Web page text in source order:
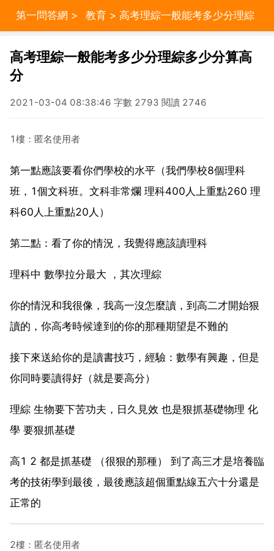
第一問答網 > 教育 > 高考理綜一般能考多少分理綜
多少分算高分
高考理綜一般能考多少分理綜多少分算高
分
2021-03-04 08:38:46 字數 2793 閱讀 2746
1樓：匿名使用者
第一點應該要看你們學校的水平（我們學校8個理科
班，1個文科班。文科非常爛 理科400人上重點260 理
科60人上重點20人）
第二點：看了你的情況，我覺得應該讀理科
理科中 數學拉分最大 ，其次理綜
你的情況和我很像，我高一沒怎麼讀，到高二才開始狠
讀的，你高考時候達到的你的那種期望是不難的
接下來送給你的是讀書技巧，經驗：數學有興趣，但是
你同時要讀得好（就是要高分）
理綜 生物要下苦功夫，日久見效 也是狠抓基礎物理 化
學 要狠抓基礎
高1 2 都是抓基礎 （很狠的那種） 到了高三才是培養臨
考的技術學到最後，最後應該超個重點線五六十分還是
正常的
2樓：匿名使用者